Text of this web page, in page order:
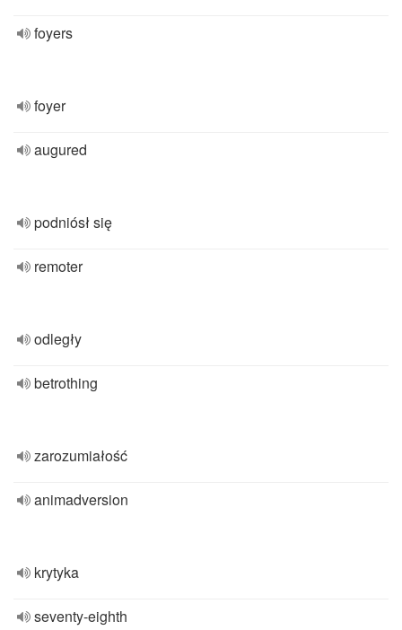
foyers
foyer
augured
podniósł się
remoter
odległy
betrothing
zarozumiałość
animadversion
krytyka
seventy-eighth